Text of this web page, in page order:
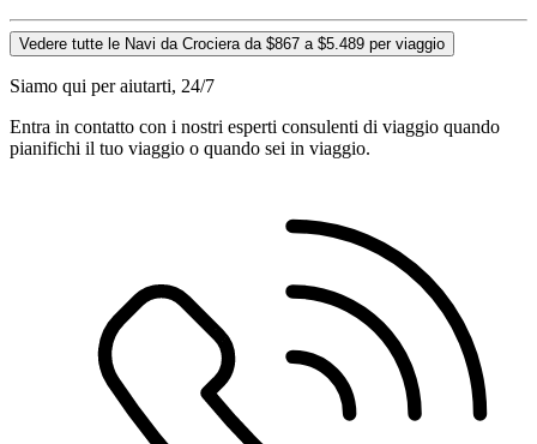
Vedere tutte le Navi da Crociera da $867 a $5.489 per viaggio
Siamo qui per aiutarti, 24/7
Entra in contatto con i nostri esperti consulenti di viaggio quando
pianifichi il tuo viaggio o quando sei in viaggio.